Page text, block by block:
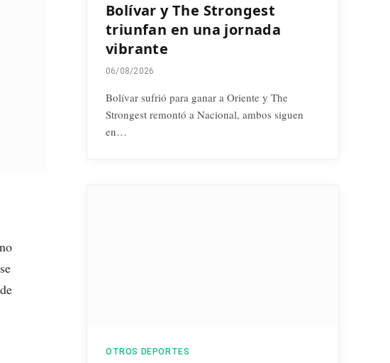
Bolívar y The Strongest
triunfan en una jornada
vibrante
06/08/2026
Bolívar sufrió para ganar a Oriente y The
Strongest remontó a Nacional, ambos siguen
en…
OTROS DEPORTES